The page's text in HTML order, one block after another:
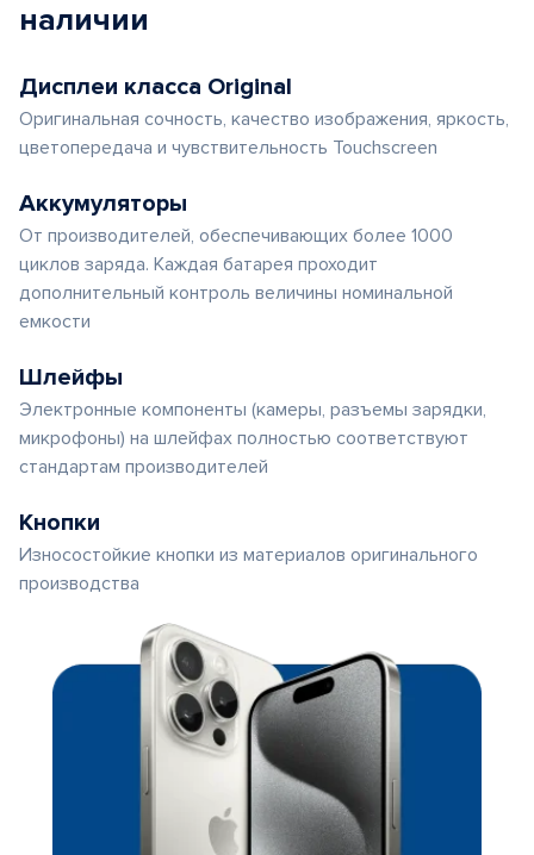
наличии
Дисплеи класса Original
Оригинальная сочность, качество изображения, яркость,
цветопередача и чувствительность Touchscreen
Аккумуляторы
От производителей, обеспечивающих более 1000
циклов заряда. Каждая батарея проходит
дополнительный контроль величины номинальной
емкости
Шлейфы
Электронные компоненты (камеры, разъемы зарядки,
микрофоны) на шлейфах полностью соответствуют
стандартам производителей
Кнопки
Износостойкие кнопки из материалов оригинального
производства